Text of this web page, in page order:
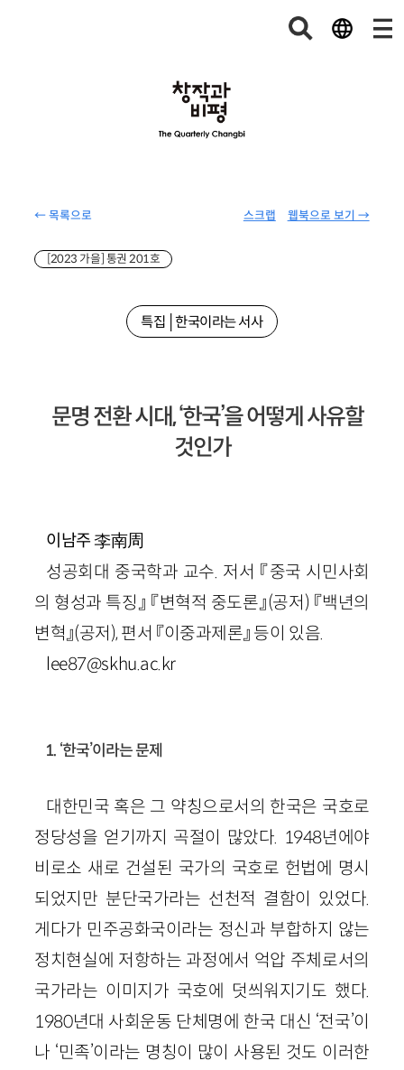
← 목록으로 웹북으로 보기 →
스크랩
[2023 가을] 통권 201호
특집│한국이라는 서사
문명 전환 시대, ‘한국’을 어떻게 사유할
것인가
이남주李南周
성공회대 중국학과 교수. 저서 『중국 시민사회
의 형성과 특징』 『변혁적 중도론』(공저) 『백년의
변혁』(공저), 편서 『이중과제론』 등이 있음.
lee87@skhu.ac.kr
1. ‘한국’이라는 문제
대한민국 혹은 그 약칭으로서의 한국은 국호로
정당성을 얻기까지 곡절이 많았다. 1948년에야
비로소 새로 건설된 국가의 국호로 헌법에 명시
되었지만 분단국가라는 선천적 결함이 있었다.
게다가 민주공화국이라는 정신과 부합하지 않는
정치현실에 저항하는 과정에서 억압 주체로서의
국가라는 이미지가 국호에 덧씌워지기도 했다.
1980년대 사회운동 단체명에 한국 대신 ‘전국’이
나 ‘민족’이라는 명칭이 많이 사용된 것도 이러한